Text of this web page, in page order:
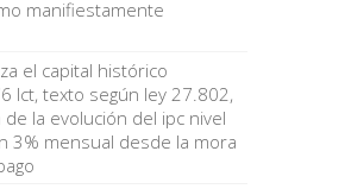
manifiestamente
el capital histórico
lct, texto según ley 27.802,
la evolución del ipc nivel
3% mensual desde la mora